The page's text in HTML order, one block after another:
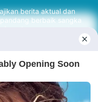
berita aktual dan
berbaik sangka